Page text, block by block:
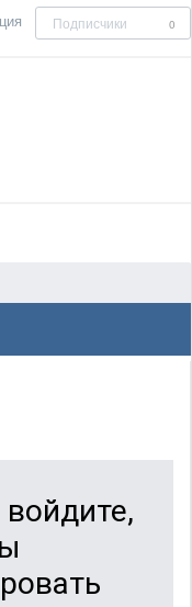
Подписчики 0